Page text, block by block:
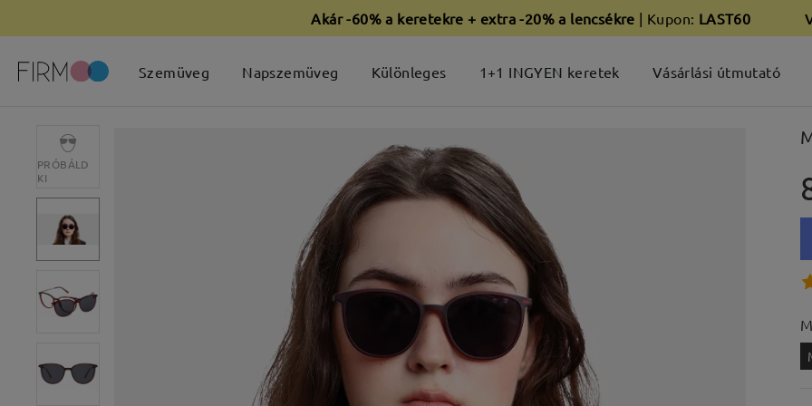
Akár -60% a keretekre + extra -20% a lencsékre | Kupon: LAST60
Szemüveg Napszemüveg Különleges 1+1 INGYEN keretek Vásárlási útmutató
PRÓBÁLD
KI